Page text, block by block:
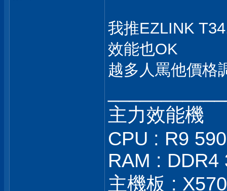
我推EZLINK
效能也OK
越多人罵他價格
主力效能機
CPU : R9
RAM : DDR4
主機板 :